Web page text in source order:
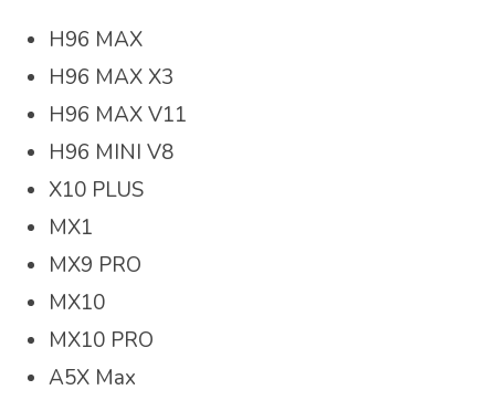
H96 MAX
H96 MAX X3
H96 MAX V11
H96 MINI V8
X10 PLUS
MX1
MX9 PRO
MX10
MX10 PRO
A5X Max